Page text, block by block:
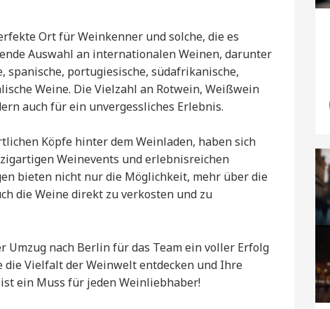
Ort für Weinkenner und solche, die es
Auswahl an internationalen Weinen, darunter
spanische, portugiesische, südafrikanische,
Weine. Die Vielzahl an Rotwein, Weißwein
auch für ein unvergessliches Erlebnis.
Köpfe hinter dem Weinladen, haben sich
Weinevents und erlebnisreichen
bieten nicht nur die Möglichkeit, mehr über die
die Weine direkt zu verkosten und zu
Umzug nach Berlin für das Team ein voller Erfolg
die Vielfalt der Weinwelt entdecken und Ihre
ein Muss für jeden Weinliebhaber!